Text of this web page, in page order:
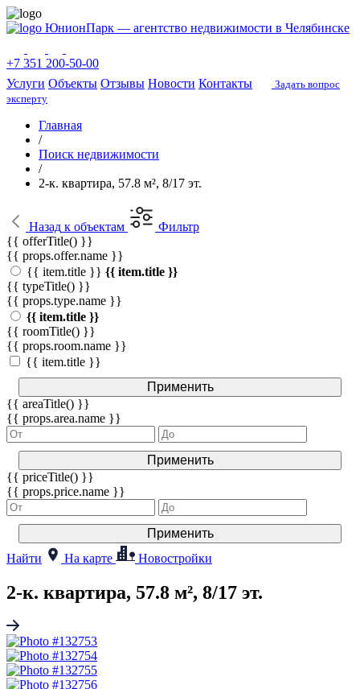
ЮнионПарк — агентство недвижимости в Челябинске
+7 351 200-50-00
Услуги Объекты Отзывы Новости Контакты
Задать вопрос
эксперту
Главная
/
Поиск недвижимости
/
2-к. квартира, 57.8 м², 8/17 эт.
Назад к объектам
Фильтр
{{ offerTitle() }}
{{ props.offer.name }}
{{ item.title }} {{ item.title }}
{{ typeTitle() }}
{{ props.type.name }}
{{ item.title }}
{{ roomTitle() }}
{{ props.room.name }}
{{ item.title }}
Применить
{{ areaTitle() }}
{{ props.area.name }}
Применить
{{ priceTitle() }}
{{ props.price.name }}
Применить
Найти
На карте Новостройки
2-к. квартира, 57.8 м², 8/17 эт.